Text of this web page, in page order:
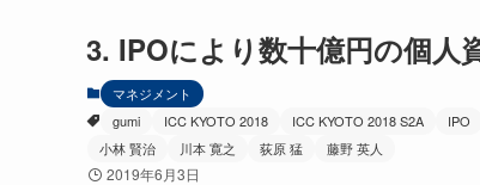
3. IPOにより数十億円の個人
マネジメント
gumi
ICC KYOTO 2018 ICC KYOTO 2018 S2A IPO
小林 賢治
川本 寛之 荻原 猛 藤野 英人
2019年6月3日